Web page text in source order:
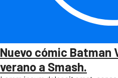
Nuevo cómic Batman
verano a Smash.